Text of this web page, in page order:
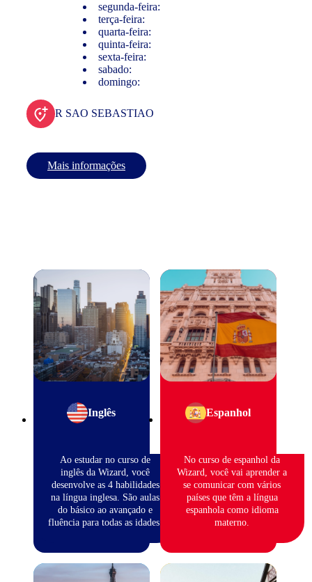
segunda-feira:
terça-feira:
quarta-feira:
quinta-feira:
sexta-feira:
sabado:
domingo:
R SAO SEBASTIAO
Mais informações
Inglês
Ao estudar no curso de
inglês da Wizard, você
desenvolve as 4 habilidades
na língua inglesa. São aulas
do básico ao avançado e
fluência para todas as idades.
Espanhol
No curso de espanhol da
Wizard, você vai aprender a
se comunicar com vários
países que têm a língua
espanhola como idioma
materno.